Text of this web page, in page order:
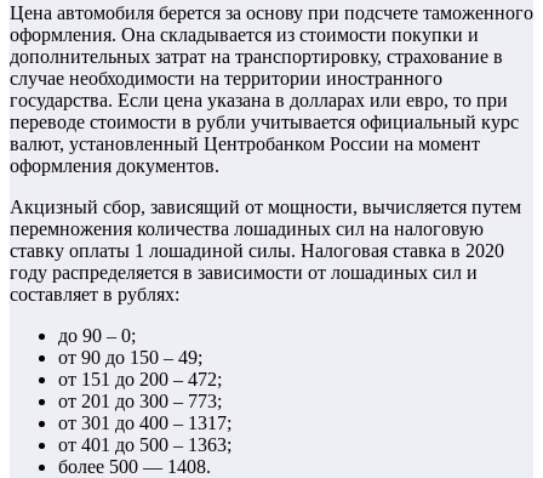
Цена автомобиля берется за основу при подсчете таможенного
оформления. Она складывается из стоимости покупки и
дополнительных затрат на транспортировку, страхование в
случае необходимости на территории иностранного
государства. Если цена указана в долларах или евро, то при
переводе стоимости в рубли учитывается официальный курс
валют, установленный Центробанком России на момент
оформления документов.
Акцизный сбор, зависящий от мощности, вычисляется путем
перемножения количества лошадиных сил на налоговую
ставку оплаты 1 лошадиной силы. Налоговая ставка в 2020
году распределяется в зависимости от лошадиных сил и
составляет в рублях:
до 90 – 0;
от 90 до 150 – 49;
от 151 до 200 – 472;
от 201 до 300 – 773;
от 301 до 400 – 1317;
от 401 до 500 – 1363;
более 500 — 1408.